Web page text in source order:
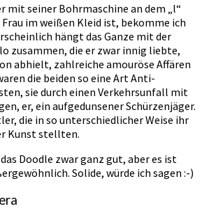
mit seiner Bohrmaschine an dem „l“
im weißen Kleid ist, bekomme ich
hängt das Ganze mit der
zusammen, die er zwar innig liebte,
abhielt, zahlreiche amouröse Affären
die beiden so eine Art Anti-
sie durch einen Verkehrsunfall mit
er, ein aufgedunsener Schürzenjäger.
die in so unterschiedlicher Weise ihr
Kunst stellten.
Doodle zwar ganz gut, aber es ist
Solide, würde ich sagen :-)